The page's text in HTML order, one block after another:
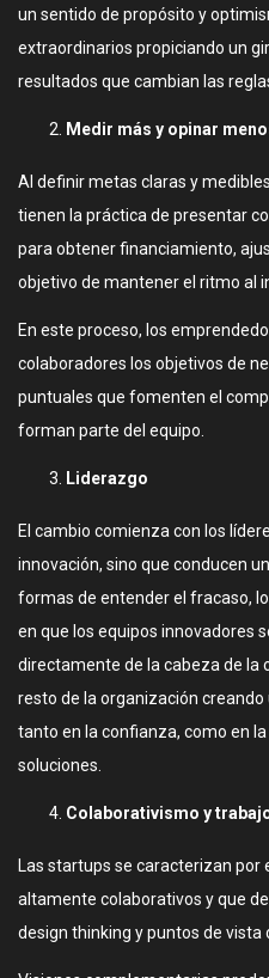
un sentido de propósito y
extraordinarios propiciando un
resultados que cambian las
Medir más y opinar
Al definir metas claras y
tienen la práctica de presentar
para obtener financiamiento,
objetivo de mantener el ritmo al
En este proceso, los
colaboradores los objetivos de
puntuales que fomenten el
forman parte del equipo.
Liderazgo
El cambio comienza con los
innovación, sino que conducen
formas de entender el fracaso,
en que los equipos innovadores
directamente de la cabeza de la
resto de la organización
tanto en la confianza, como en
soluciones.
Colaborativismo y
Las startups se caracterizan por
altamente colaborativos y que
design thinking y puntos de vista